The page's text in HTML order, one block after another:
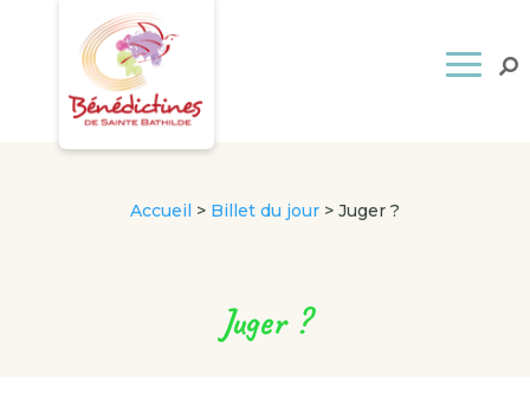
Accueil > Billet du jour> Juger ?
Juger ?